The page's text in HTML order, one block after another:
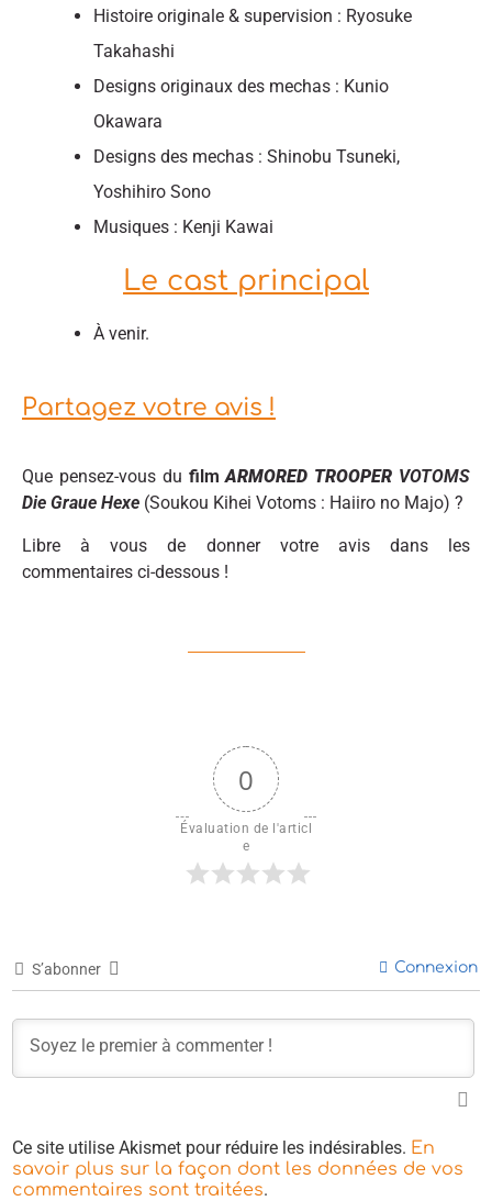
Histoire originale & supervision : Ryosuke
Takahashi
Designs originaux des mechas : Kunio
Okawara
Designs des mechas : Shinobu Tsuneki,
Yoshihiro Sono
Musiques : Kenji Kawai
Le cast principal
À venir.
Partagez votre avis !
Que pensez-vous du filmARMORED TROOPER VOTOMS
Die Graue Hexe (Soukou Kihei Votoms : Haiiro no Majo) ?
Libre à vous de donner votre avis dans les
commentaires ci-dessous !
0
Évaluation de l'articl
e
S’abonner Connexion
Ce site utilise Akismet pour réduire les indésirables. En
savoir plus sur la façon dont les données de vos
commentaires sont traitées.